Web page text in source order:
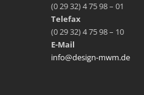
(0 29 32) 4 75 98 – 01
Telefax
(0 29 32) 4 75 98 – 10
E-Mail
info@design-mwm.de